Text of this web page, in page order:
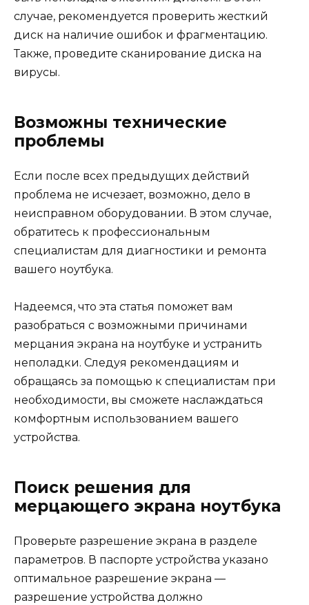
случае, рекомендуется проверить жесткий
диск на наличие ошибок и фрагментацию.
Также, проведите сканирование диска на
вирусы.
Возможны технические
проблемы
Если после всех предыдущих действий
проблема не исчезает, возможно, дело в
неисправном оборудовании. В этом случае,
обратитесь к профессиональным
специалистам для диагностики и ремонта
вашего ноутбука.
Надеемся, что эта статья поможет вам
разобраться с возможными причинами
мерцания экрана на ноутбуке и устранить
неполадки. Следуя рекомендациям и
обращаясь за помощью к специалистам при
необходимости, вы сможете наслаждаться
комфортным использованием вашего
устройства.
Поиск решения для
мерцающего экрана ноутбука
Проверьте разрешение экрана в разделе
параметров. В паспорте устройства указано
оптимальное разрешение экрана —
разрешение устройства должно